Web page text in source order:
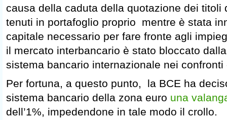
causa della caduta della quotazione dei titoli
tenuti in portafoglio proprio mentre è stata
capitale necessario per fare fronte agli
il mercato interbancario è stato bloccato
sistema bancario internazionale nei confronti
Per fortuna, a questo punto, la BCE ha
sistema bancario della zona euro una
dell’1%, impedendone in tale modo il crollo.